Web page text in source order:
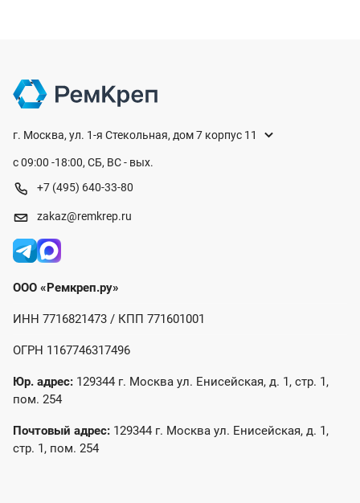
г. Москва, ул. 1-я Стекольная, дом 7 корпус 11
с 09:00 -18:00, СБ, ВС - вых.
+7 (495) 640-33-80
zakaz@remkrep.ru
ООО «Ремкреп.ру»
ИНН 7716821473 / КПП 771601001
ОГРН 1167746317496
Юр. адрес: 129344 г. Москва ул. Енисейская, д. 1, стр. 1,
пом. 254
Почтовый адрес: 129344 г. Москва ул. Енисейская, д. 1,
стр. 1, пом. 254